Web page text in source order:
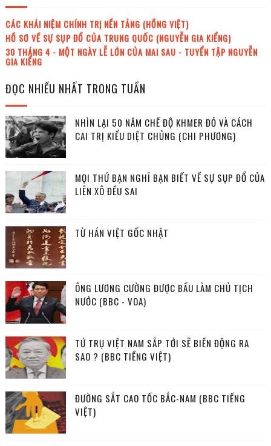
CÁC KHÁI NIỆM CHÍNH TRỊ NỀN TẢNG (HỒNG VIỆT)
HỒ SƠ VỀ SỰ SỤP ĐỔ CỦA TRUNG QUỐC (NGUYỄN GIA KIỂNG)
30 THÁNG 4 - MỘT NGÀY LỄ LỚN CỦA MAI SAU - TUYỂN TẬP NGUYỄN
GIA KIỂNG
ĐỌC NHIỀU NHẤT TRONG TUẦN
NHÌN LẠI 50 NĂM CHẾ ĐỘ KHMER ĐỎ VÀ CÁCH
CAI TRỊ KIỂU DIỆT CHỦNG (CHI PHƯƠNG)
MỌI THỨ BẠN NGHĨ BẠN BIẾT VỀ SỰ SỤP ĐỔ CỦA
LIÊN XÔ ĐỀU SAI
TỪ HÁN VIỆT GỐC NHẬT
ÔNG LƯƠNG CƯỜNG ĐƯỢC BẦU LÀM CHỦ TỊCH
NƯỚC (BBC - VOA)
TỨ TRỤ VIỆT NAM SẮP TỚI SẼ BIẾN ĐỘNG RA
SAO ? (BBC TIẾNG VIỆT)
ĐƯỜNG SẮT CAO TỐC BẮC-NAM (BBC TIẾNG
VIỆT)